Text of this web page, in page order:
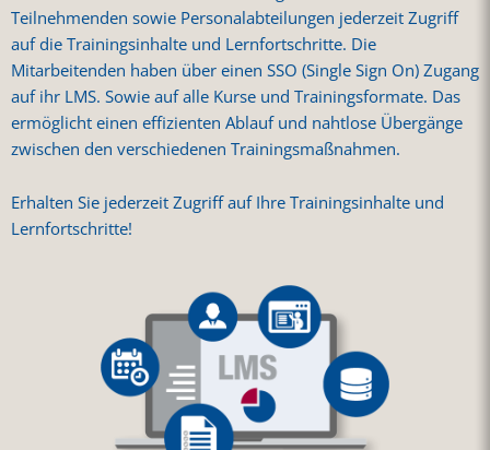
Teilnehmenden sowie Personalabteilungen jederzeit Zugriff
auf die Trainingsinhalte und Lernfortschritte. Die
Mitarbeitenden haben über einen SSO (Single Sign On) Zugang
auf ihr LMS. Sowie auf alle Kurse und Trainingsformate. Das
ermöglicht einen effizienten Ablauf und nahtlose Übergänge
zwischen den verschiedenen Trainingsmaßnahmen.
Erhalten Sie jederzeit Zugriff auf Ihre Trainingsinhalte und
Lernfortschritte!